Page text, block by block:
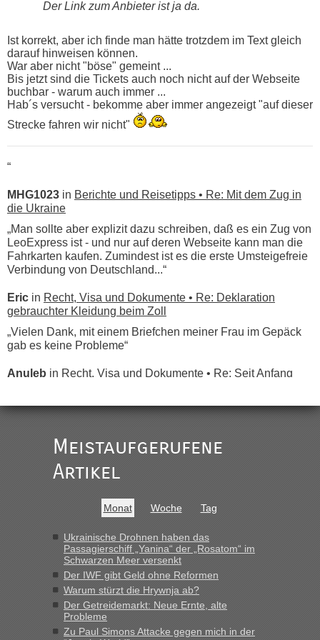
Der Link zum Anbieter ist ja da.
Ist korrekt, aber ich finde man hätte trotzdem im Text gleich
darauf hinweisen können.
War aber nicht "böse" gemeint ...
Bis jetzt sind die Tickets auch noch nicht auf der Webseite
buchbar - warum auch immer ...
Hab´s versucht - bekomme aber immer angezeigt "auf dieser
Strecke fahren wir nicht"
“
MHG1023 in Berichte und Reisetipps • Re: Mit dem Zug in
die Ukraine
„Man sollte aber explizit dazu schreiben, daß es ein Zug von
LeoExpress ist - und nur auf deren Webseite kann man die
Fahrkarten kaufen. Zumindest ist es die erste Umsteigefreie
Verbindung von Deutschland...“
Eric in Recht, Visa und Dokumente • Re: Deklaration
gebrauchter Kleidung beim Zoll
„Vielen Dank, mit einem Briefchen meiner Frau im Gepäck
gab es keine Probleme“
Anuleb in Recht, Visa und Dokumente • Re: Seit Anfang
Verdacht.“
inRecht, Visa und Dokumente • Re: Seit Anfang des
Milliarden aufgedeckt
und du nicht damit handeln willst. So lange das nicht
Originalverpackt ist und ersichlich das nicht neu sollte es
keine Probleme geben“
Recht, Visa und Dokumente • Deklaration
gebrauchter Kleidung beim Zoll
„Hallo Leute, ich weiß nicht, ob ich hier richtig bin mit meiner
Meistaufgerufene
Artikel
Monat Woche Tag
Ukrainische Drohnen haben das
Passagierschiff „Yanina“ der „Rosatom“ im
Schwarzen Meer versenkt
Der IWF gibt Geld ohne Reformen
Warum stürzt die Hrywnja ab?
Der Getreidemarkt: Neue Ernte, alte
Probleme
Zu Paul Simons Attacke gegen mich in der